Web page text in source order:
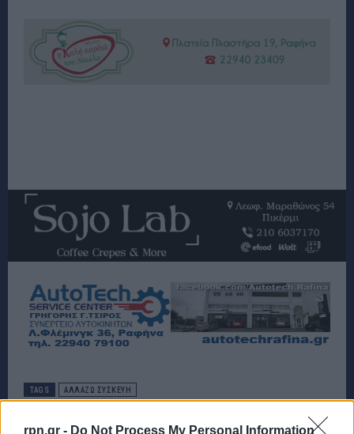
rpn.gr - Do Not Process My Personal Information
TAGS ΑΛΛΆΖΩ ΣΥΣΚΕΥΉ